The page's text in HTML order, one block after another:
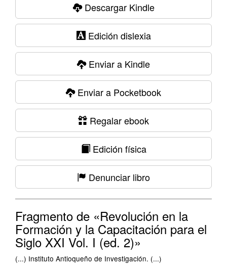
Descargar Kindle
Edición dislexia
Enviar a Kindle
Enviar a Pocketbook
Regalar ebook
Edición física
Denunciar libro
Fragmento de «Revolución en la
Formación y la Capacitación para el
Siglo XXI Vol. I (ed. 2)»
(...) Instituto Antioqueño de Investigación. (...)